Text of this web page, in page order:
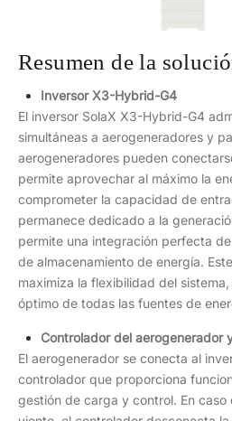
Resumen de la
Inversor X3-Hybrid-G4
El inversor SolaX X3-Hybrid-G4
simultáneas a aerogeneradores y
aerogeneradores pueden
permite aprovechar al máximo la
comprometer la capacidad de
permanece dedicado a la
permite una integración perfecta
de almacenamiento de energía.
maximiza la flexibilidad del
óptimo de todas las fuentes de
Controlador del aerogenerador
El aerogenerador se conecta al
controlador que proporciona
gestión de carga y control. En